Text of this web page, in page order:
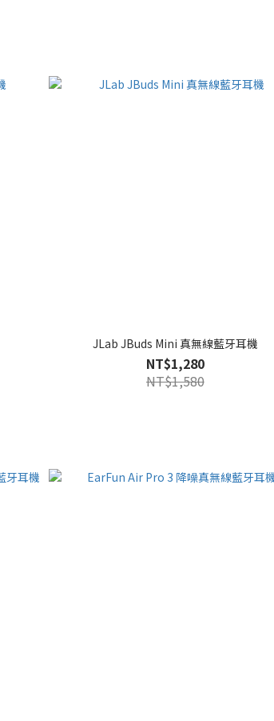
JLab JBuds Mini 真無線藍牙耳機
NT$1,280
NT$1,580